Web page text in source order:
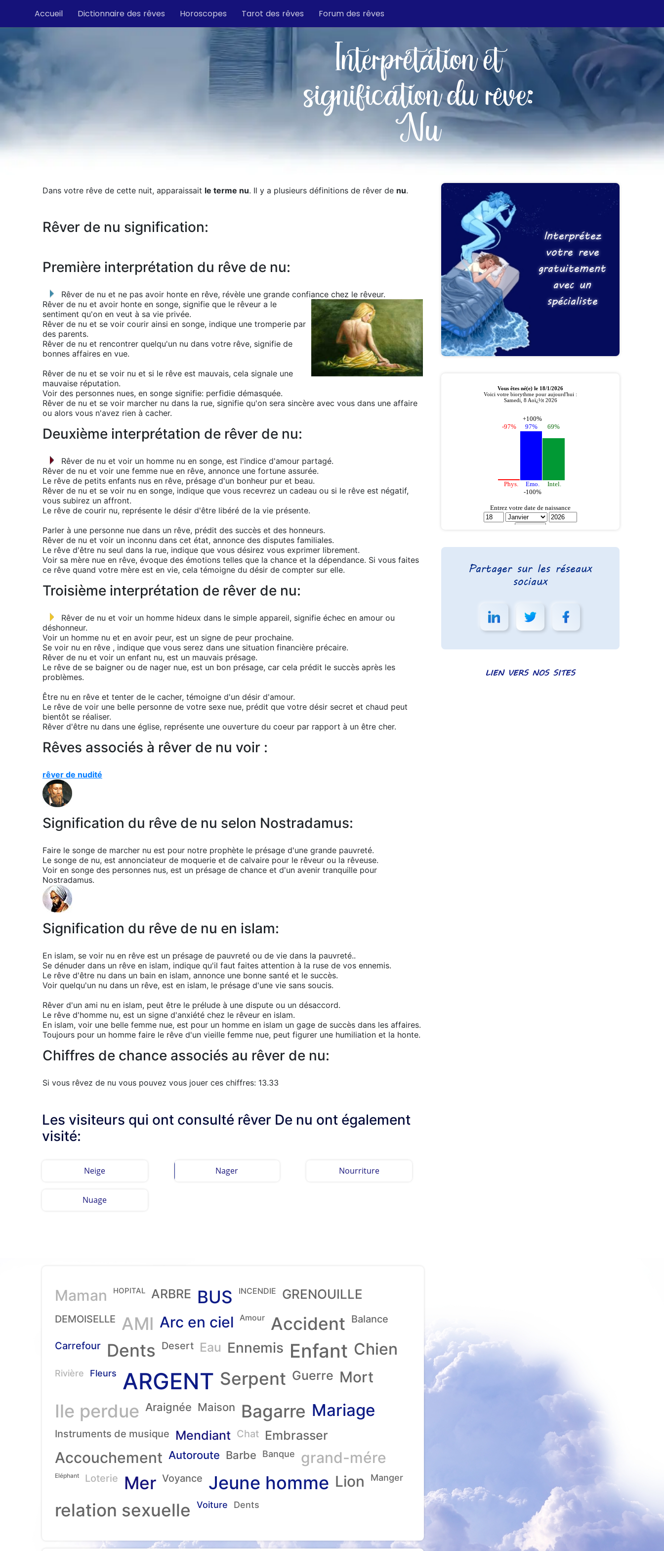
Accueil Dictionnaire des rêves Horoscopes Tarot des rêves Forum des rêves
Interprétation et
signification du rêve:
Nu
Dans votre rêve de cette nuit, apparaissait le terme nu. Il y a plusieurs définitions de rêver de nu.
Rêver de nu signification:
Première interprétation du rêve de nu:
Rêver de nu et ne pas avoir honte en rêve, révèle une grande confiance chez le rêveur.
Rêver de nu et avoir honte en songe, signifie que le rêveur a le
sentiment qu'on en veut à sa vie privée.
Rêver de nu et se voir courir ainsi en songe, indique une tromperie par
des parents.
Rêver de nu et rencontrer quelqu'un nu dans votre rêve, signifie de
bonnes affaires en vue.
Rêver de nu et se voir nu et si le rêve est mauvais, cela signale une
mauvaise réputation.
Voir des personnes nues, en songe signifie: perfidie démasquée.
Rêver de nu et se voir marcher nu dans la rue, signifie qu'on sera sincère avec vous dans une affaire
ou alors vous n'avez rien à cacher.
Deuxième interprétation de rêver de nu:
Rêver de nu et voir un homme nu en songe, est l'indice d'amour partagé.
Rêver de nu et voir une femme nue en rêve, annonce une fortune assurée.
Le rêve de petits enfants nus en rêve, présage d'un bonheur pur et beau.
Rêver de nu et se voir nu en songe, indique que vous recevrez un cadeau ou si le rêve est négatif,
vous subirez un affront.
Le rêve de courir nu, représente le désir d'être libéré de la vie présente.
Parler à une personne nue dans un rêve, prédit des succès et des honneurs.
Rêver de nu et voir un inconnu dans cet état, annonce des disputes familiales.
Le rêve d'être nu seul dans la rue, indique que vous désirez vous exprimer librement.
Voir sa mère nue en rêve, évoque des émotions telles que la chance et la dépendance. Si vous faites
ce rêve quand votre mère est en vie, cela témoigne du désir de compter sur elle.
Troisième interprétation de rêver de nu:
Rêver de nu et voir un homme hideux dans le simple appareil, signifie échec en amour ou
déshonneur.
Voir un homme nu et en avoir peur, est un signe de peur prochaine.
Se voir nu en rêve , indique que vous serez dans une situation financière précaire.
Rêver de nu et voir un enfant nu, est un mauvais présage.
Le rêve de se baigner ou de nager nue, est un bon présage, car cela prédit le succès après les
problèmes.
Être nu en rêve et tenter de le cacher, témoigne d'un désir d'amour.
Le rêve de voir une belle personne de votre sexe nue, prédit que votre désir secret et chaud peut
bientôt se réaliser.
Rêver d'être nu dans une église, représente une ouverture du coeur par rapport à un être cher.
Rêves associés à rêver de nu voir :
rêver de nudité
Signification du rêve de nu selon Nostradamus:
Faire le songe de marcher nu est pour notre prophète le présage d'une grande pauvreté.
Le songe de nu, est annonciateur de moquerie et de calvaire pour le rêveur ou la rêveuse.
Voir en songe des personnes nus, est un présage de chance et d'un avenir tranquille pour
Nostradamus.
Signification du rêve de nu en islam:
En islam, se voir nu en rêve est un présage de pauvreté ou de vie dans la pauvreté..
Se dénuder dans un rêve en islam, indique qu'il faut faites attention à la ruse de vos ennemis.
Le rêve d'être nu dans un bain en islam, annonce une bonne santé et le succès.
Voir quelqu'un nu dans un rêve, est en islam, le présage d'une vie sans soucis.
Rêver d'un ami nu en islam, peut être le prélude à une dispute ou un désaccord.
Le rêve d'homme nu, est un signe d'anxiété chez le rêveur en islam.
En islam, voir une belle femme nue, est pour un homme en islam un gage de succès dans les affaires.
Toujours pour un homme faire le rêve d'un vieille femme nue, peut figurer une humiliation et la honte.
Chiffres de chance associés au rêver de nu:
Si vous rêvez de nu vous pouvez vous jouer ces chiffres: 13.33
Les visiteurs qui ont consulté rêver De nu ont également
visité:
Neige Nager Nourriture
Nuage
Interprétez
votre reve
gratuitement
avec un
spécialiste
Partager sur les réseaux
sociaux
LIEN VERS NOS SITES
Maman HOPITAL ARBRE BUS INCENDIE GRENOUILLE
DEMOISELLE AMI Arc en ciel Amour Accident Balance
Carrefour Dents Desert Eau Ennemis Enfant Chien
Rivière Fleurs ARGENT Serpent Guerre Mort
Ile perdue Araignée Maison Bagarre Mariage
Instruments de musique Mendiant Chat Embrasser
Accouchement Autoroute Barbe Banque grand-mére
Eléphant Loterie Mer Voyance Jeune homme Lion Manger
relation sexuelle Voiture Dents